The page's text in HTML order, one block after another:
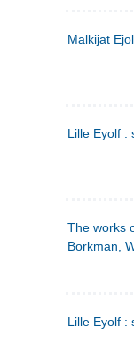
Malkijat
Lille Eyolf :
The works
Borkman,
Lille Eyolf :